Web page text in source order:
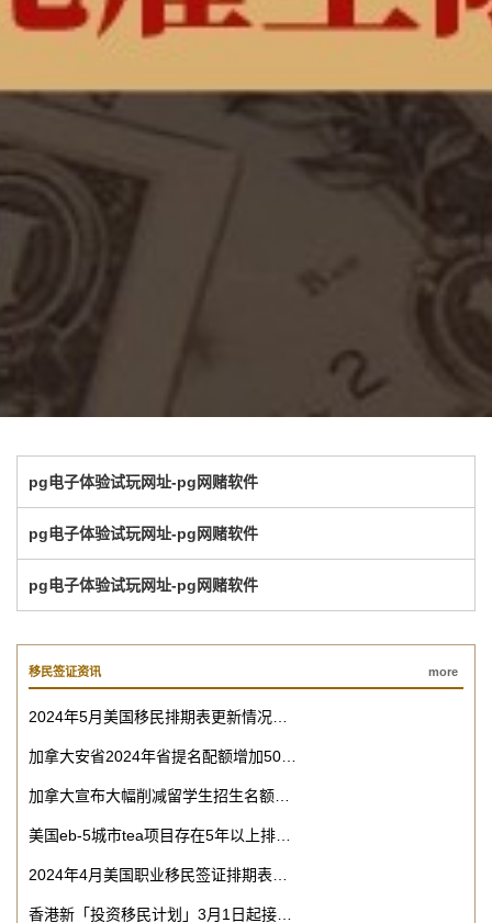
pg电子体验试玩网址-pg网赌软件
pg电子体验试玩网址-pg网赌软件
pg电子体验试玩网址-pg网赌软件
移民签证资讯 more
2024年5月美国移民排期表更新情况…
加拿大安省2024年省提名配额增加50…
加拿大宣布大幅削减留学生招生名额…
美国eb-5城市tea项目存在5年以上排…
2024年4月美国职业移民签证排期表…
香港新「投资移民计划」3月1日起接…